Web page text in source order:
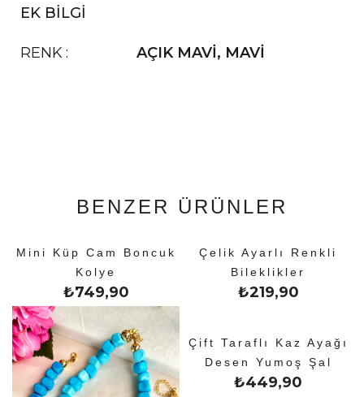
EK BILGI
RENK AÇIK MAVİ, MAVİ
BENZER ÜRÜNLER
Mini Küp Cam Boncuk
Kolye
₺749,90
Çelik Ayarlı Renkli
Bileklikler
₺219,90
Çift Taraflı Kaz Ayağı
Desen Yumoş Şal
₺449,90